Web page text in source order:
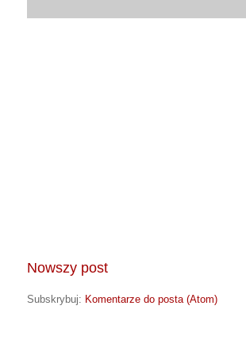
Nowszy post
Subskrybuj: Komentarze do posta (Atom)